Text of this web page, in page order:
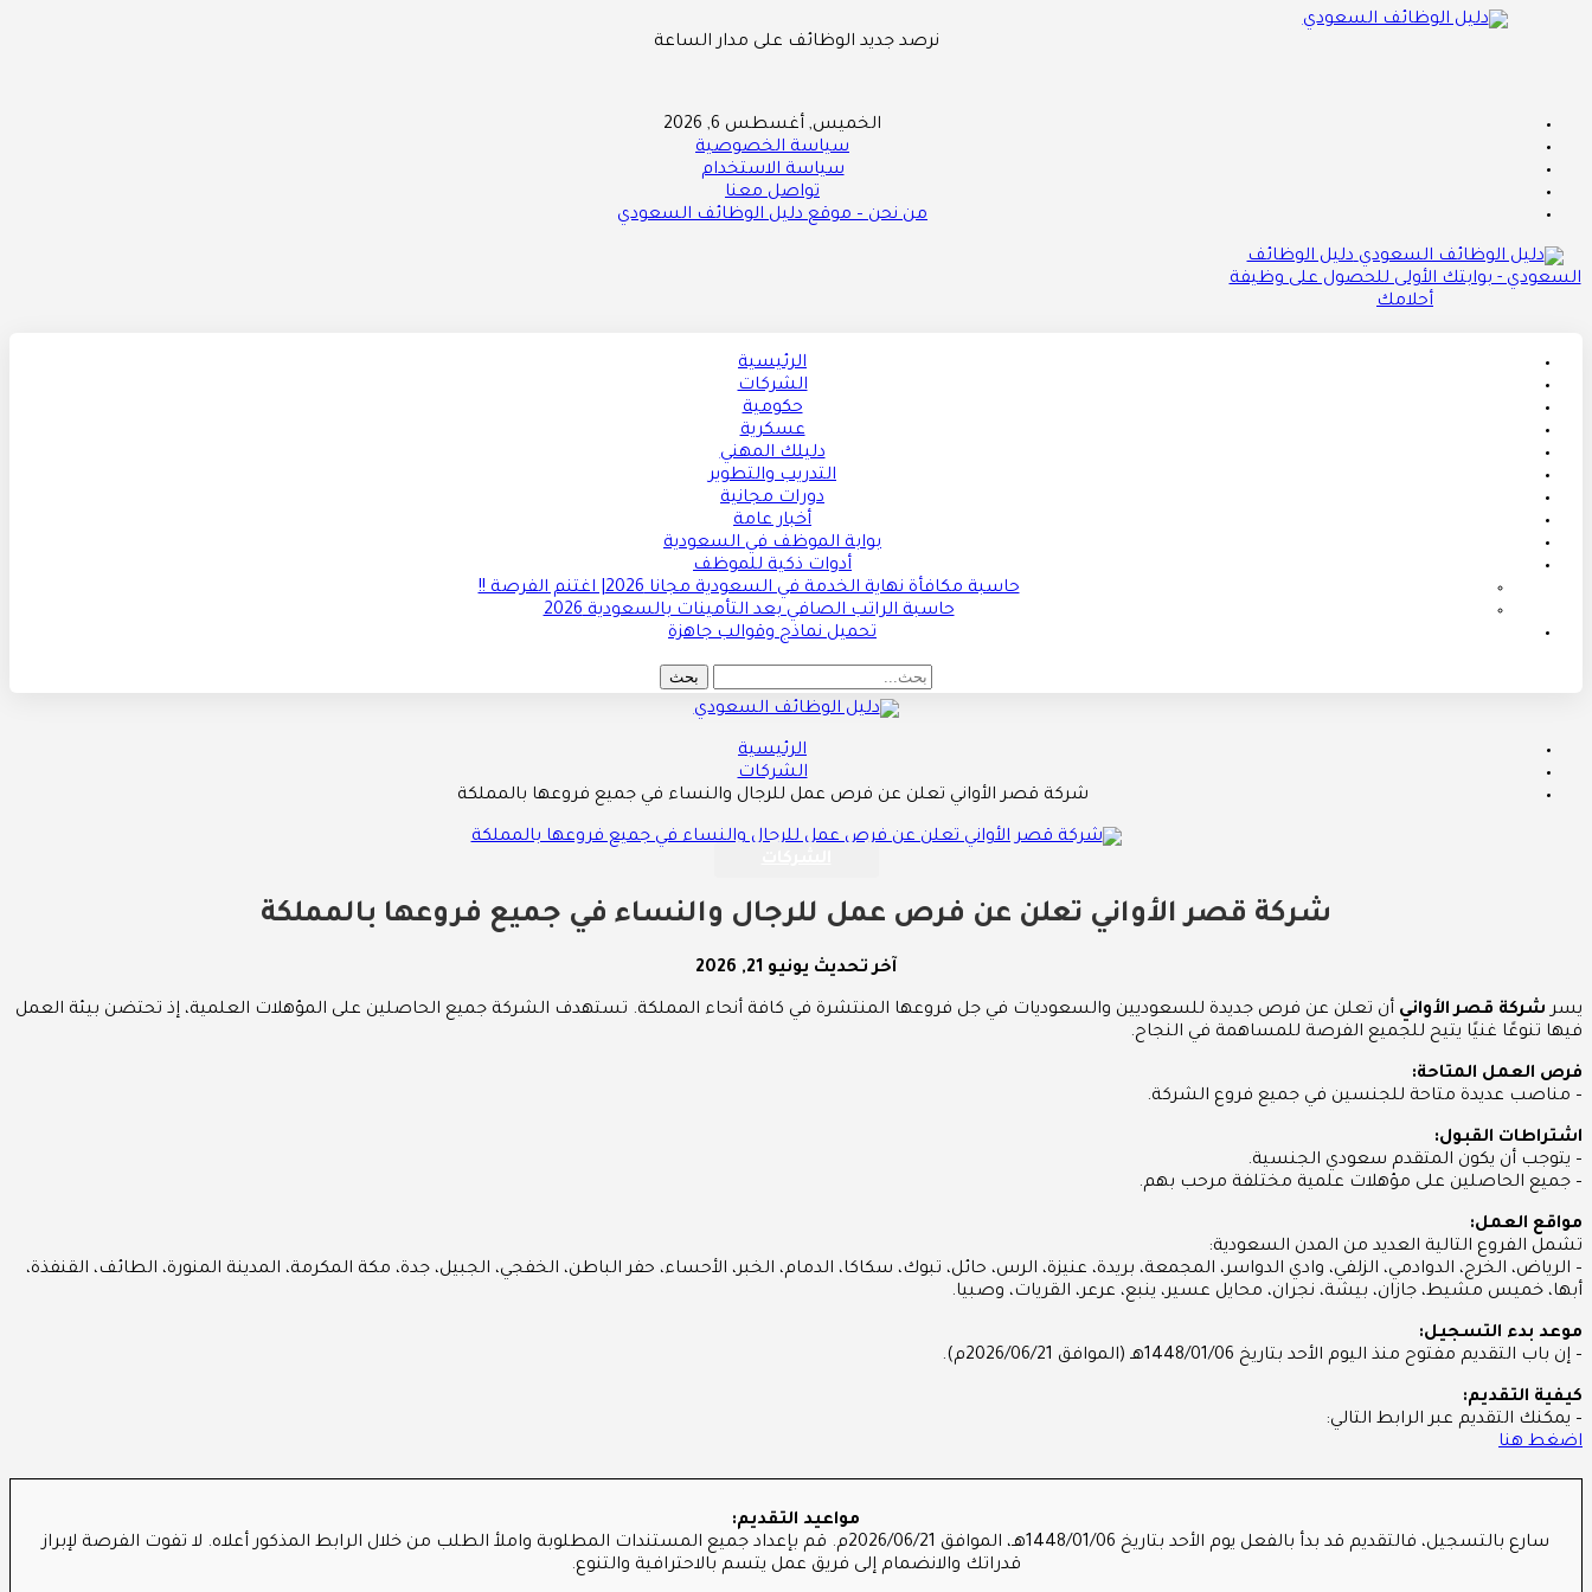
نرصد جديد الوظائف على مدار الساعة
الخميس, أغسطس 6, 2026
سياسة الخصوصية
سياسة الاستخدام
تواصل معنا
من نحن – موقع دليل الوظائف السعودي
دليل الوظائف
السعودي - بوابتك الأولى للحصول على وظيفة
أحلامك
الرئيسية
الشركات
حكومية
عسكرية
دليلك المهني
التدريب والتطوير
دورات مجانية
أخبار عامة
بوابة الموظف في السعودية
أدوات ذكية للموظف
حاسبة مكافأة نهاية الخدمة في السعودية مجانا 2026| اغتنم الفرصة !!
حاسبة الراتب الصافي بعد التأمينات بالسعودية 2026
تحميل نماذج وقوالب جاهزة
الرئيسية
الشركات
شركة قصر الأواني تعلن عن فرص عمل للرجال والنساء في جميع فروعها بالمملكة
شركة قصر الأواني تعلن عن فرص عمل للرجال والنساء في جميع فروعها بالمملكة
آخر تحديث يونيو 21, 2026
يسر شركة قصر الأواني أن تعلن عن فرص جديدة للسعوديين والسعوديات في جل فروعها المنتشرة في كافة أنحاء المملكة. تستهدف الشركة جميع الحاصلين على المؤهلات العلمية، إذ تحتضن بيئة العمل
فيها تنوعًا غنيًا يتيح للجميع الفرصة للمساهمة في النجاح.
فرص العمل المتاحة:
– مناصب عديدة متاحة للجنسين في جميع فروع الشركة.
اشتراطات القبول:
– يتوجب أن يكون المتقدم سعودي الجنسية.
– جميع الحاصلين على مؤهلات علمية مختلفة مرحب بهم.
مواقع العمل:
تشمل الفروع التالية العديد من المدن السعودية:
– الرياض، الخرج، الدوادمي، الزلفي، وادي الدواسر، المجمعة، بريدة، عنيزة، الرس، حائل، تبوك، سكاكا، الدمام، الخبر، الأحساء، حفر الباطن، الخفجي، الجبيل، جدة، مكة المكرمة، المدينة المنورة، الطائف، القنفذة،
أبها، خميس مشيط، جازان، بيشة، نجران، محايل عسير، ينبع، عرعر، القريات، وصبيا.
موعد بدء التسجيل:
– إن باب التقديم مفتوح منذ اليوم الأحد بتاريخ 1448/01/06هـ (الموافق 2026/06/21م).
كيفية التقديم:
– يمكنك التقديم عبر الرابط التالي:
اضغط هنا
مواعيد التقديم:
سارع بالتسجيل، فالتقديم قد بدأ بالفعل يوم الأحد بتاريخ 1448/01/06هـ، الموافق 2026/06/21م. قم بإعداد جميع المستندات المطلوبة واملأ الطلب من خلال الرابط المذكور أعلاه. لا تفوت الفرصة لإبراز
قدراتك والانضمام إلى فريق عمل يتسم بالاحترافية والتنوع.